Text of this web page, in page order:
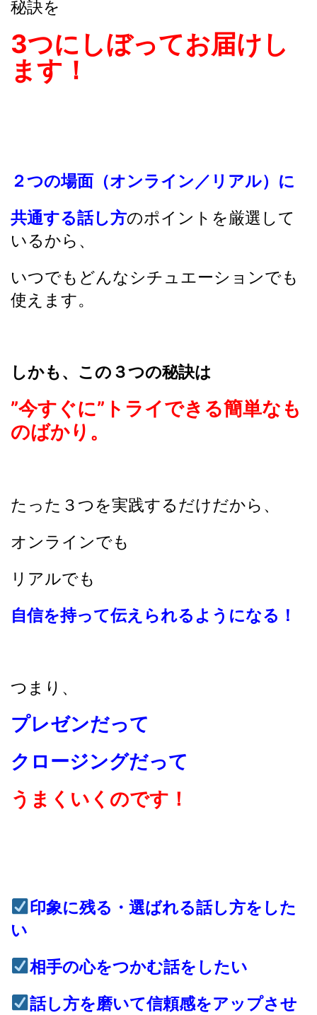
秘訣を
3つにしぼってお届けし
ます！
２つの場面（オンライン／リアル）に
共通する話し方のポイントを厳選して
いるから、
いつでもどんなシチュエーションでも
使えます。
しかも、この３つの秘訣は
”今すぐに”トライできる簡単なも
のばかり。
たった３つを実践するだけだから、
オンラインでも
リアルでも
自信を持って伝えられるようになる！
つまり、
プレゼンだって
クロージングだって
うまくいくのです！
印象に残る・選ばれる話し方をした
い
相手の心をつかむ話をしたい
話し方を磨いて信頼感をアップさせ